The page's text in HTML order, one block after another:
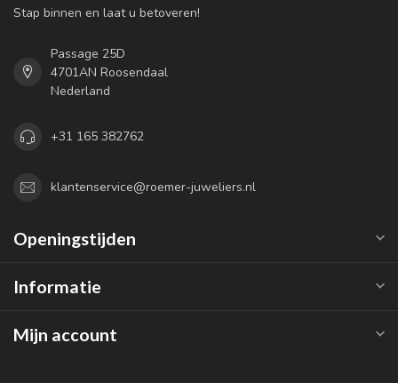
Stap binnen en laat u betoveren!
Passage 25D
4701AN Roosendaal
Nederland
+31 165 382762
klantenservice@roemer-juweliers.nl
Openingstijden
Informatie
Mijn account